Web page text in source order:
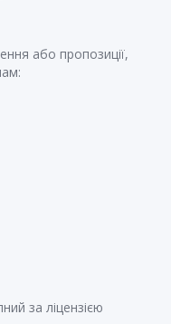
або пропозиції,
за ліцензією